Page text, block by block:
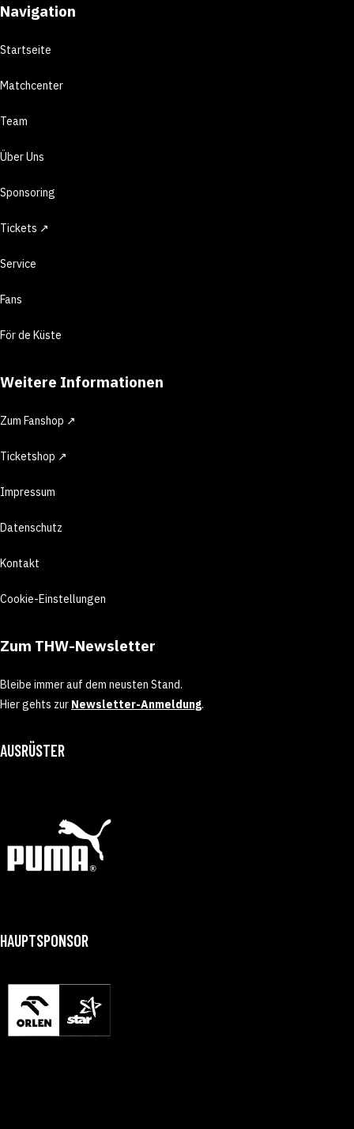
Navigation
Startseite
Matchcenter
Team
Über Uns
Sponsoring
Tickets ↗
Service
Fans
För de Küste
Weitere Informationen
Zum Fanshop ↗
Ticketshop ↗
Impressum
Datenschutz
Kontakt
Cookie-Einstellungen
Zum THW-Newsletter
Bleibe immer auf dem neusten Stand.
Hier gehts zur Newsletter-Anmeldung.
AUSRÜSTER
HAUPTSPONSOR